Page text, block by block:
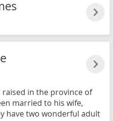
in the province of
married to his wife,
have two wonderful adult